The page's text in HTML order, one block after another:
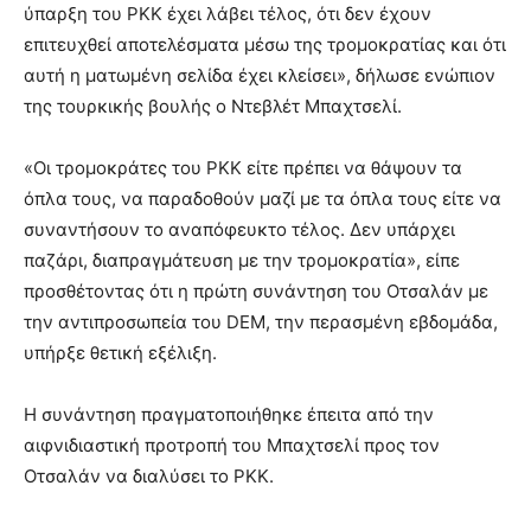
ύπαρξη του PKK έχει λάβει τέλος, ότι δεν έχουν
επιτευχθεί αποτελέσματα μέσω της τρομοκρατίας και ότι
αυτή η ματωμένη σελίδα έχει κλείσει», δήλωσε ενώπιον
της τουρκικής βουλής ο Ντεβλέτ Μπαχτσελί.
«Οι τρομοκράτες του PKK είτε πρέπει να θάψουν τα
όπλα τους, να παραδοθούν μαζί με τα όπλα τους είτε να
συναντήσουν το αναπόφευκτο τέλος. Δεν υπάρχει
παζάρι, διαπραγμάτευση με την τρομοκρατία», είπε
προσθέτοντας ότι η πρώτη συνάντηση του Οτσαλάν με
την αντιπροσωπεία του DEM, την περασμένη εβδομάδα,
υπήρξε θετική εξέλιξη.
Η συνάντηση πραγματοποιήθηκε έπειτα από την
αιφνιδιαστική προτροπή του Μπαχτσελί προς τον
Οτσαλάν να διαλύσει το PKK.